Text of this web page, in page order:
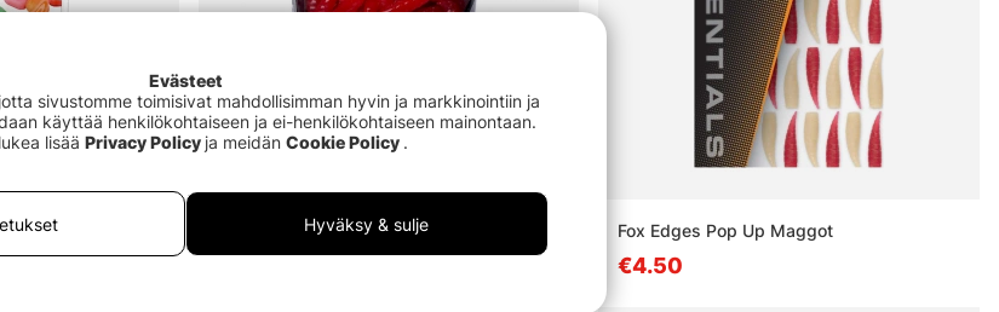
Bloodworm 18g 9cm Delbara Maskar Fox Edges Pop Up Maggot
€4.50
Evästeet
sivustomme toimisivat mahdollisimman hyvin ja markkinointiin ja
käyttää henkilökohtaiseen ja ei-henkilökohtaiseen mainontaan.
lisää Privacy Policy ja meidän Cookie Policy .
Hyväksy & sulje